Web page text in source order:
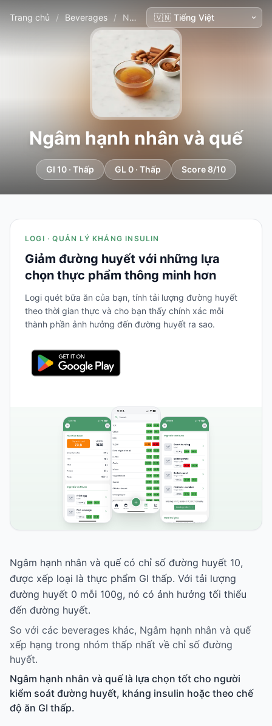
Trang chủ / Beverages / Ngâm hạnh nhân và quế
Ngâm hạnh nhân và quế
GI 10 · Thấp GL 0 · Thấp Score 8/10
LOGI · QUẢN LÝ KHÁNG INSULIN
Giảm đường huyết với những lựa
chọn thực phẩm thông minh hơn
Logi quét bữa ăn của bạn, tính tải lượng đường huyết
theo thời gian thực và cho bạn thấy chính xác mỗi
thành phần ảnh hưởng đến đường huyết ra sao.
Ngâm hạnh nhân và quế có chỉ số đường huyết 10,
được xếp loại là thực phẩm GI thấp. Với tải lượng
đường huyết 0 mỗi 100g, nó có ảnh hưởng tối thiểu
đến đường huyết.
So với các beverages khác, Ngâm hạnh nhân và quế
xếp hạng trong nhóm thấp nhất về chỉ số đường
huyết.
Ngâm hạnh nhân và quế là lựa chọn tốt cho người
kiểm soát đường huyết, kháng insulin hoặc theo chế
độ ăn GI thấp.